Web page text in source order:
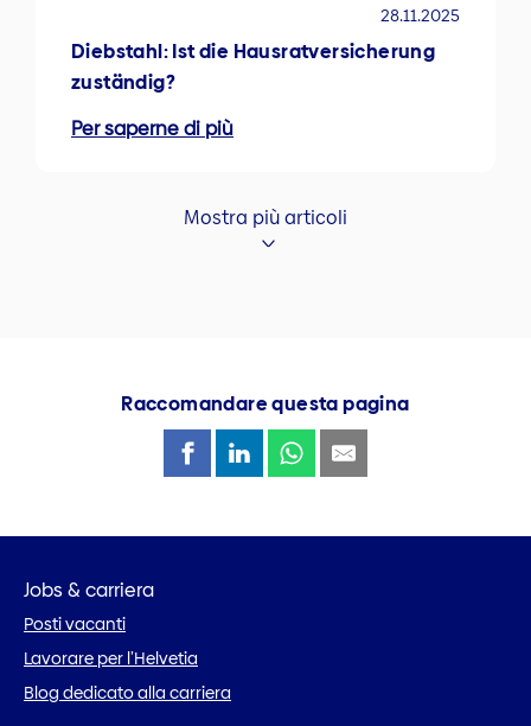
28.11.2025
Diebstahl: Ist die Hausratversicherung
zuständig?
Per saperne di più
Mostra più articoli
Raccomandare questa pagina
Jobs & carriera
Posti vacanti
Lavorare per l’Helvetia
Blog dedicato alla carriera